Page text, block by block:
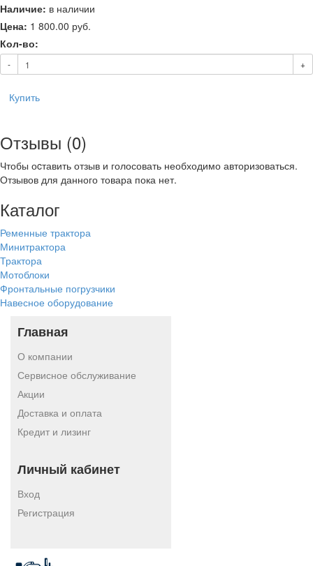
Наличие: в наличии
Цена: 1 800.00 руб.
Кол-во:
- +
Купить
Отзывы (0)
Чтобы оcтавить отзыв и голосовать необходимо авторизоваться.
Отзывов для данного товара пока нет.
Каталог
Ременные трактора
Минитрактора
Трактора
Мотоблоки
Фронтальные погрузчики
Навесное оборудование
Главная
О компании
Сервисное обслуживание
Акции
Доставка и оплата
Кредит и лизинг
Личный кабинет
Вход
Регистрация